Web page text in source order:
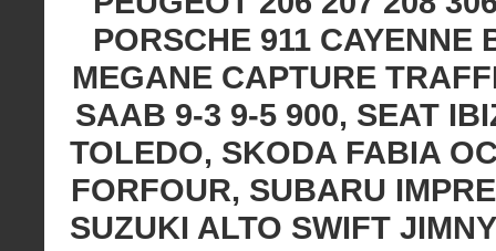
PORSCHE 911 CAYENNE
MEGANE CAPTURE
SAAB 9-3 9-5 900, SEAT
TOLEDO, SKODA FABIA
FORFOUR, SUBARU
SUZUKI ALTO SWIFT